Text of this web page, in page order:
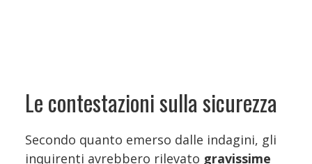
Le contestazioni sulla sicurezza
Secondo quanto emerso dalle indagini, gli
inquirenti avrebbero rilevato gravissime